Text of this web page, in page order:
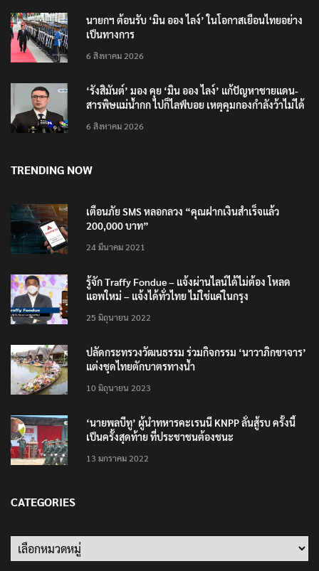
นายกฯ ต้อนรับ ‘มิน ออง ไลง์’ ในโอกาสเยือนไทยอย่าง
เป็นทางการ
6 สิงหาคม 2026
‘รังสิมันต์’ มอง คุย ‘มิน ออง ไลง์’ แก้ปัญหาชายแดน-
สารพิษแม่น้ำกก ไปก็ไลฟ์บอย เหตุคุมกองกำลังว้าไม่ได้
6 สิงหาคม 2026
TRENDING NOW
เตือนภัย SMS หลอกลวง “คุณฝากเงินสำเร็จแล้ว
200,000 บาท”
24 มีนาคม 2021
รู้จัก Traffy Fondue – แจ้งผ่านไลน์ได้ไม่ต้อง โหลด
แอพใหม่ – แจ้งได้ทั่วไทย ไม่ใช่แค่ในกรุง
25 มิถุนายน 2022
ปลัดกระทรวงวัฒนธรรม ร่วมกิจกรรม ‘นาวาภิกขาจาร’
แต่งชุดไทยตักบาตรทางน้ำ
10 มิถุนายน 2023
‘นายพลบีทู’ ผู้นำทหารคะเรนนี KNPP ลั่นสู้รบ ครั้งนี้
เป็นครั้งสุดท้าย ที่ประชาชนต้องชนะ
13 มกราคม 2022
CATEGORIES
Categories